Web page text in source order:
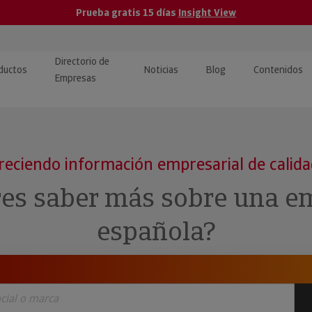
Prueba gratis 15 días Insight View
y ERP
· Recuperación de
Directorio de
Empresas
Noticias Blog Contenidos
Pública
Investigada
información empresarial de
saber más sobre una
española?